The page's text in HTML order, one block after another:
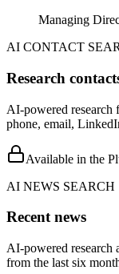
Managing
AI CONTACT
Research
AI-powered research
phone, email,
Available in the
AI NEWS SEARCH
Recent news
AI-powered research
from the last six